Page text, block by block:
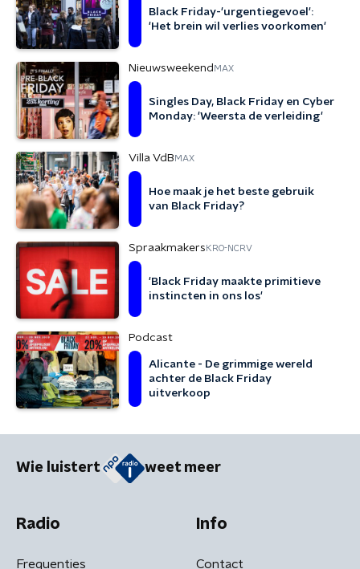
Black Friday-'urgentiegevoel':
'Het brein wil verlies voorkomen'
Nieuwsweekend MAX
Singles Day, Black Friday en Cyber
Monday: 'Weersta de verleiding'
Villa VdB MAX
Hoe maak je het beste gebruik
van Black Friday?
Spraakmakers KRO-NCRV
'Black Friday maakte primitieve
instincten in ons los'
Podcast
Alicante - De grimmige wereld
achter de Black Friday
uitverkoop
Wie luistert weet meer
Radio
Frequenties
Info
Contact